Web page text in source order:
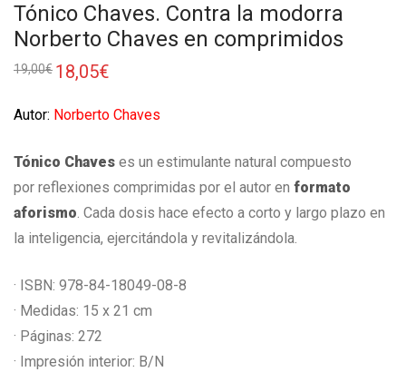
Tónico Chaves. Contra la modorra
Norberto Chaves en comprimidos
19,00€ 18,05€
Autor: Norberto Chaves
Tónico Chaves es un estimulante natural compuesto
por reflexiones comprimidas por el autor en formato
aforismo. Cada dosis hace efecto a corto y largo plazo en
la inteligencia, ejercitándola y revitalizándola.
· ISBN: 978-84-18049-08-8
· Medidas: 15 x 21 cm
· Páginas: 272
· Impresión interior: B/N